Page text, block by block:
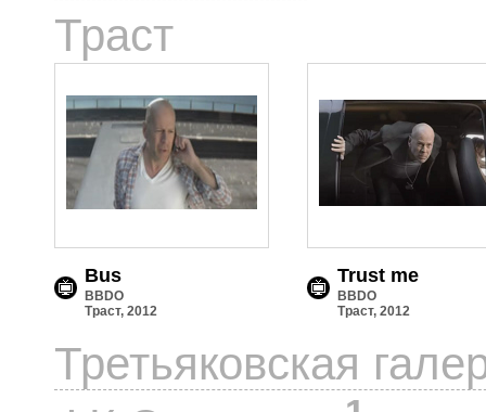
Траст
Bus
BBDO
Траст, 2012
Trust me
BBDO
Траст, 2012
Третьяковская